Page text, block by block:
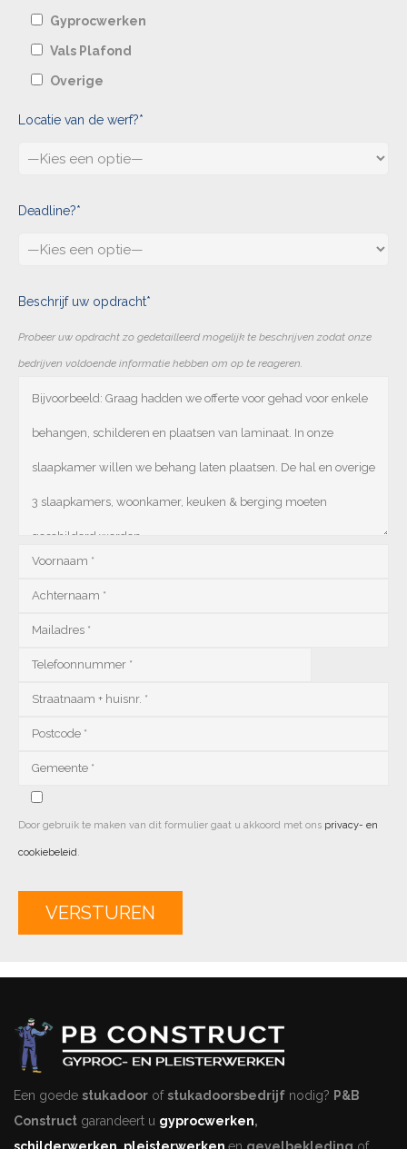
Gyprocwerken
Vals Plafond
Overige
Locatie van de werf?*
Deadline?*
Beschrijf uw opdracht*
Probeer uw opdracht zo gedetailleerd mogelijk te beschrijven zodat onze
bedrijven voldoende informatie hebben om op te reageren.
Door gebruik te maken van dit formulier gaat u akkoord met ons privacy- en
cookiebeleid.
Een goede stukadoor ofstukadoorsbedrijf nodig? P&B
Construct garandeert u gyprocwerken,